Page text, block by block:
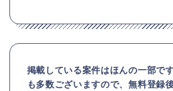
掲載している案件はほんの一部で
も多数ございますので、無料登録